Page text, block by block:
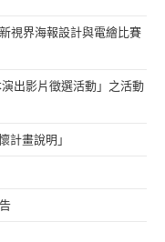
視界海報設計與電繪比賽
出影片徵選活動」之活動
計畫說明」